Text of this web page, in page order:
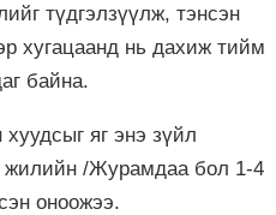
түдгэлзүүлж, тэнсэн
хугацаанд нь дахиж тийм
байна.
яг энэ зүйл
жилийн /Журамдаа бол 1-4
оноожээ.